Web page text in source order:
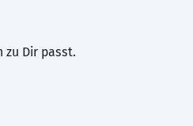
zu Dir passt.